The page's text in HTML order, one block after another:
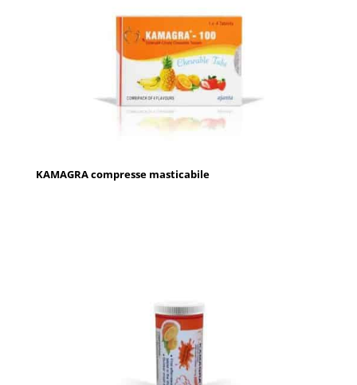
KAMAGRA compresse masticabile